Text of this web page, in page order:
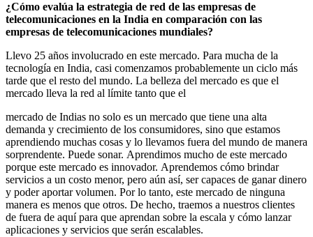
¿Cómo evalúa la estrategia de red de las empresas de
telecomunicaciones en la India en comparación con las
empresas de telecomunicaciones mundiales?
Llevo 25 años involucrado en este mercado. Para mucha de la
tecnología en India, casi comenzamos probablemente un ciclo más
tarde que el resto del mundo. La belleza del mercado es que el
mercado lleva la red al límite tanto que el
mercado de Indias no solo es un mercado que tiene una alta
demanda y crecimiento de los consumidores, sino que estamos
aprendiendo muchas cosas y lo llevamos fuera del mundo de manera
sorprendente. Puede sonar. Aprendimos mucho de este mercado
porque este mercado es innovador. Aprendemos cómo brindar
servicios a un costo menor, pero aún así, ser capaces de ganar dinero
y poder aportar volumen. Por lo tanto, este mercado de ninguna
manera es menos que otros. De hecho, traemos a nuestros clientes
de fuera de aquí para que aprendan sobre la escala y cómo lanzar
aplicaciones y servicios que serán escalables.